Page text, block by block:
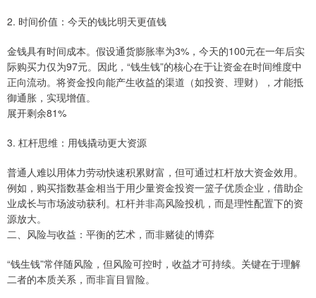
2. 时间价值：今天的钱比明天更值钱
金钱具有时间成本。假设通货膨胀率为3%，今天的100元在一年后实
际购买力仅为97元。因此，“钱生钱”的核心在于让资金在时间维度中
正向流动。将资金投向能产生收益的渠道（如投资、理财），才能抵
御通胀，实现增值。
展开剩余81%
3. 杠杆思维：用钱撬动更大资源
普通人难以用体力劳动快速积累财富，但可通过杠杆放大资金效用。
例如，购买指数基金相当于用少量资金投资一篮子优质企业，借助企
业成长与市场波动获利。杠杆并非高风险投机，而是理性配置下的资
源放大。
二、风险与收益：平衡的艺术，而非赌徒的博弈
“钱生钱”常伴随风险，但风险可控时，收益才可持续。关键在于理解
二者的本质关系，而非盲目冒险。